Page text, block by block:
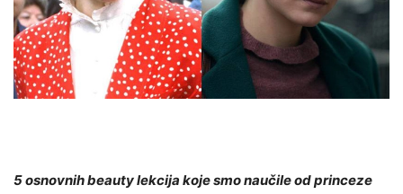
5 osnovnih beauty lekcija koje smo naučile od princeze